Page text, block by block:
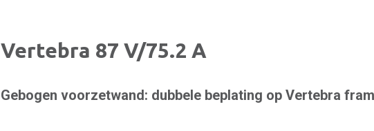
Vertebra 87 V/75.2 A
Gebogen voorzetwand: dubbele beplating op Vertebra